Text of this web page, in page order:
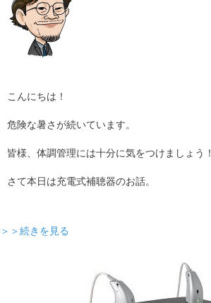
こんにちは！
危険な暑さが続いています。
皆様、体調管理には十分に気をつけましょう！
さて本日は充電式補聴器のお話。
＞＞続きを見る